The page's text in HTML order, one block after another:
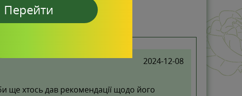
2024-12-08
ще хтось дав рекомендації щодо його
Перейти